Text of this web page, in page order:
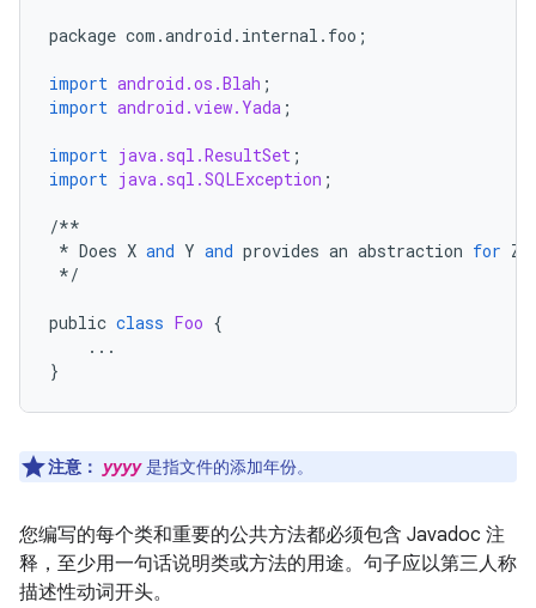
package com .android . internal . foo ;
import android.os.Blah ;
import android.view.Yada ;
import java.sql.ResultSet ;
import java.sql.SQLException ;
/**
* Does X and Y and provides an abstraction for Z
*/
public class Foo {
...
}
注意： yyyy是指文件的添加年份。
您编写的每个类和重要的公共方法都必须包含 Javadoc 注
释，至少用一句话说明类或方法的用途。 句子应以第三人称
描述性动词开头。